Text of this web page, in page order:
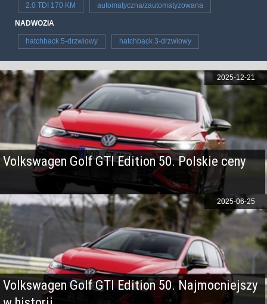
2.0 TDI 170 KM automatyczna/zautomatyzowana
NADWOZIA
hatchback 5-drzwiowy hatchback 3-drzwiowy
Volkswagen Golf GTI Edition 50. Polskie ceny
2025-12-21
Volkswagen Golf GTI Edition 50. Najmocniejszy
2025-06-25